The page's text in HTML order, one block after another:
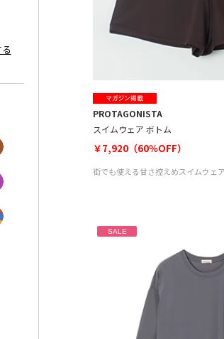
PROTAGONISTA
スイムウェア ボトム
￥7,920（60％OFF）
街でも使える甘さ控えめスイムウェア
SALE